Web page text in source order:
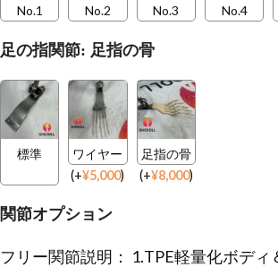
No.1 No.2 No.3 No.4
足の指関節: 足指の骨
標準
ワイヤー
(+¥5,000)
足指の骨
(+¥8,000)
関節オプション
フリー関節説明： 1.TPE軽量化ボデ